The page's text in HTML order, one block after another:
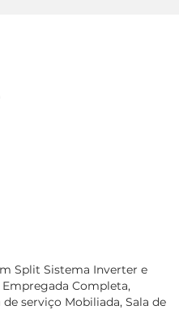
Split Sistema Inverter e
Completa,
serviço Mobiliada, Sala de